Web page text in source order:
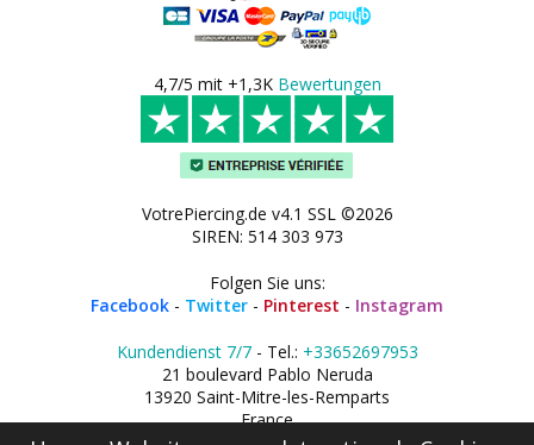
4,7/5 mit +1,3K Bewertungen
VotrePiercing.de v4.1 SSL ©2026
SIREN: 514 303 973
Folgen Sie uns:
Facebook - Twitter - Pinterest - Instagram
Kundendienst 7/7- Tel.: +33652697953
21 boulevard Pablo Neruda
13920 Saint-Mitre-les-Remparts
France